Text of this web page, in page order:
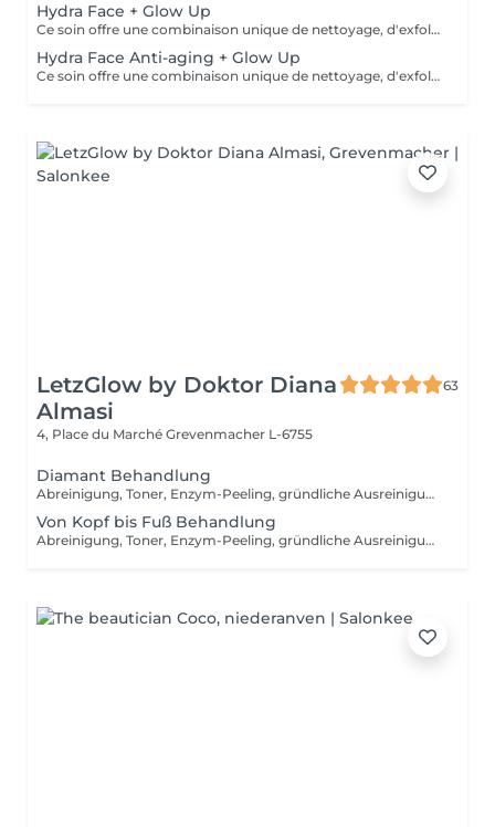
Hydra Face + Glow Up
Ce soin offre une combinaison unique de nettoyage, d'exfoliation, d'extraction, d'hydratation et de protection pour une peau éclatante et nettoyée en profondeur: les pores sont resserrés, le teint éclairci, le grain de peau lissé, les ridules estompées, un visage hydraté et régénéré. Il est adapté à tous les types de peau, dès 12 ans pour un nettoyage en profondeur. *** Idéal en cure de 4 soins pour des résultats optimum*** Demandez-moi des renseignements, je me ferai un plaisir de vous conseiller...
Hydra Face Anti-aging + Glow Up
Ce soin offre une combinaison unique de nettoyage, d'exfoliation, d'extraction, d'hydratation et de protection pour une peau éclatante et nettoyée en profondeur: les pores sont resserrés, le teint éclairci, le grain de peau lissé, les ridules estompées, un visage hydraté, stimulé et raffermit. Il est adapté à tous les types de peau, en prévention anti-âge à partir de 25 ans... *** Recommandé en cure de 4 soins pour des résultats optimum*** Demandez-moi des renseignements, je me ferai un plaisir de vous conseiller.
LetzGlow by Doktor Diana
Almasi
63
4, Place du Marché Grevenmacher L-6755
Diamant Behandlung
Abreinigung, Toner, Enzym-Peeling, gründliche Ausreinigung, Massage, medizinische Wirkstoffeinschleusen mit Ultraschallgerät in den Gesichts- und Augenpartien, intensive Hautverjüngung mit V-TOX Maske + Infrabehandlung, Fuß- oder Armmassage, Vliesmaske, Abschlusspflege, Sonnenschutzcream
Von Kopf bis Fuß Behandlung
Abreinigung, Toner, Enzym-Peeling, gründliche Ausreinigung, Massage, medizinische Wirkstoffeinschleusen mit Ultraschallgerät, intensive Hautverjüngung mit V-TOX Maske + Infrabehandlung, Fuss- oder Armmassage, Vliesmaske, Abschlusspflege, Sonnenschutzcreme + Harmonische Seele Massage + Silver Pediküre Behandlung